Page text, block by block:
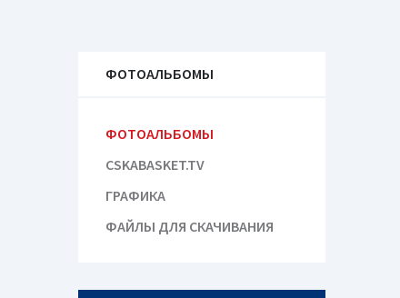
ФОТОАЛЬБОМЫ
ФОТОАЛЬБОМЫ
CSKABASKET.TV
ГРАФИКА
ФАЙЛЫ ДЛЯ СКАЧИВАНИЯ